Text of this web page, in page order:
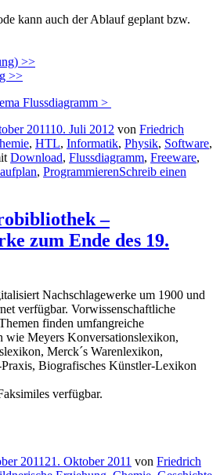
kann auch der Ablauf geplant bzw.
>>
>>
Flussdiagramm >
201110. Juli 2012 von Friedrich
, HTL, Informatik, Physik, Software,
Download, Flussdiagramm, Freeware,
, ProgrammierenSchreib einen
–
zum Ende des 19.
Nachschlagewerke um 1900 und
verfügbar. Vorwissenschaftliche
finden umfangreiche
wie Meyers Konversationslexikon,
Merck´s Warenlexikon,
Biografisches Künstler-Lexikon
verfügbar.
2011 21. Oktober 2011 von Friedrich